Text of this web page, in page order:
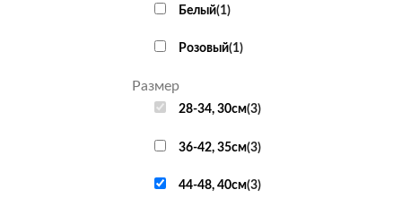
Белый(1)
Розовый(1)
Размер
28-34, 30см(3)
36-42, 35см(3)
44-48, 40см(3)